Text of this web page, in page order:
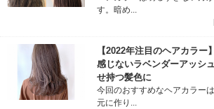
メンズ・カラー (2記事)
メンズ・パーマ (5記事)
す。暗め...
【2022年注目のヘアカラ
感じないラベンダーアッシ
せ持つ髪色に
今回のおすすめなヘアカラー
元に作り...